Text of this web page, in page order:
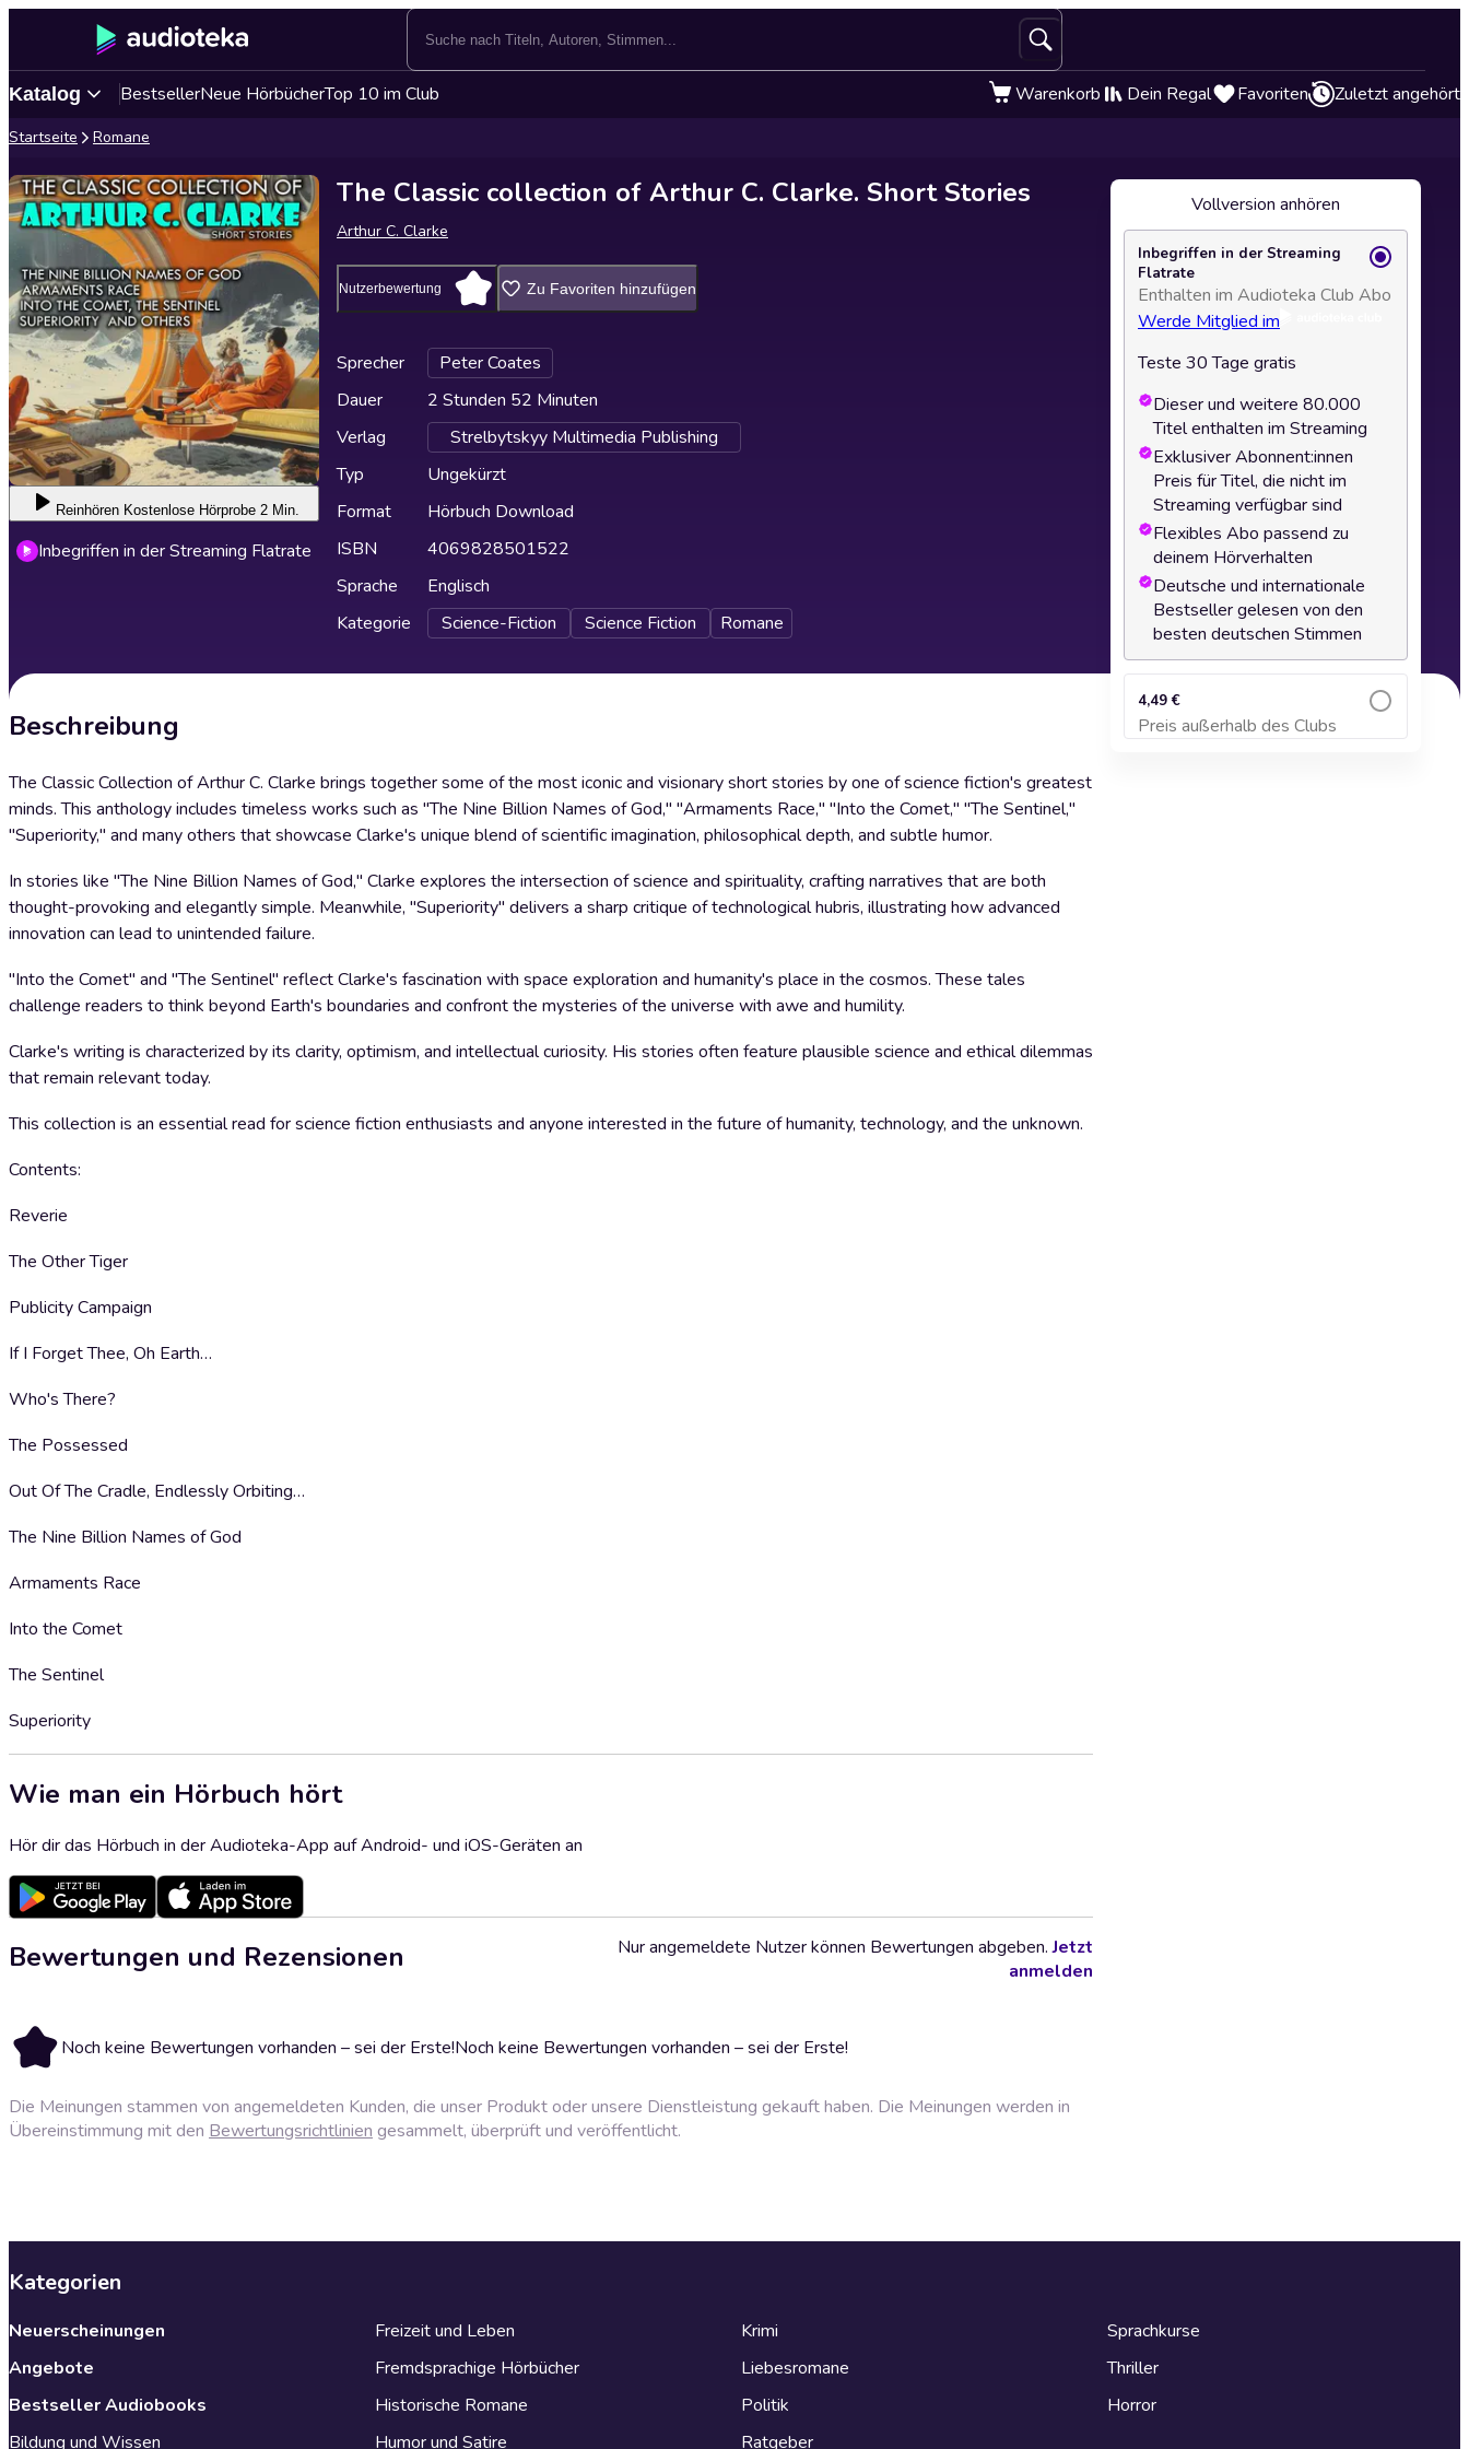
Katalog BestsellerNeue HörbücherTop 10 im Club Warenkorb Dein Regal Favoriten Zuletzt angehört
Startseite Romane
Reinhören Kostenlose Hörprobe 2 Min.
Inbegriffen in der Streaming Flatrate
The Classic collection of Arthur C. Clarke. Short Stories
Arthur C. Clarke
Nutzerbewertung Zu Favoriten hinzufügen
Sprecher
Peter Coates
Dauer
2 Stunden 52 Minuten
Verlag
Strelbytskyy Multimedia Publishing
Typ
Ungekürzt
Format
Hörbuch Download
ISBN
4069828501522
Sprache
Englisch
Kategorie
Science-Fiction Science Fiction Romane
Beschreibung
The Classic Collection of Arthur C. Clarke brings together some of the most iconic and visionary short stories by one of science fiction's greatest
minds. This anthology includes timeless works such as "The Nine Billion Names of God," "Armaments Race," "Into the Comet," "The Sentinel,"
"Superiority," and many others that showcase Clarke's unique blend of scientific imagination, philosophical depth, and subtle humor.
In stories like "The Nine Billion Names of God," Clarke explores the intersection of science and spirituality, crafting narratives that are both
thought-provoking and elegantly simple. Meanwhile, "Superiority" delivers a sharp critique of technological hubris, illustrating how advanced
innovation can lead to unintended failure.
"Into the Comet" and "The Sentinel" reflect Clarke's fascination with space exploration and humanity's place in the cosmos. These tales
challenge readers to think beyond Earth's boundaries and confront the mysteries of the universe with awe and humility.
Clarke's writing is characterized by its clarity, optimism, and intellectual curiosity. His stories often feature plausible science and ethical dilemmas
that remain relevant today.
This collection is an essential read for science fiction enthusiasts and anyone interested in the future of humanity, technology, and the unknown.
Contents:
Reverie
The Other Tiger
Publicity Campaign
If I Forget Thee, Oh Earth…
Who's There?
The Possessed
Out Of The Cradle, Endlessly Orbiting…
The Nine Billion Names of God
Armaments Race
Into the Comet
The Sentinel
Superiority
Wie man ein Hörbuch hört
Hör dir das Hörbuch in der Audioteka-App auf Android- und iOS-Geräten an
Bewertungen und Rezensionen
Noch keine Bewertungen vorhanden – sei der Erste!Noch keine Bewertungen vorhanden – sei der Erste!
Nur angemeldete Nutzer können Bewertungen abgeben.Jetzt
anmelden
Die Meinungen stammen von angemeldeten Kunden, die unser Produkt oder unsere Dienstleistung gekauft haben. Die Meinungen werden in
Übereinstimmung mit den Bewertungsrichtlinien gesammelt, überprüft und veröffentlicht.
Vollversion anhören
Inbegriffen in der Streaming
Flatrate
Enthalten im Audioteka Club Abo
Werde Mitglied im
Teste 30 Tage gratis
Dieser und weitere 80.000
Titel enthalten im Streaming
Exklusiver Abonnent:innen
Preis für Titel, die nicht im
Streaming verfügbar sind
Flexibles Abo passend zu
deinem Hörverhalten
Deutsche und internationale
Bestseller gelesen von den
besten deutschen Stimmen
4,49 €
Preis außerhalb des Clubs
Zum Warenkorb hinzufügen
Kategorien
Neuerscheinungen
Angebote
Bestseller Audiobooks
Bildung und Wissen
Freizeit und Leben
Fremdsprachige Hörbücher
Historische Romane
Humor und Satire
Krimi
Liebesromane
Politik
Ratgeber
Sprachkurse
Thriller
Horror